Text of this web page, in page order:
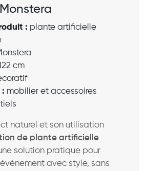
: plante artificielle
cm
: mobilier et accessoires
naturel et son utilisation
de plante artificielle
solution pratique pour
avec style, sans